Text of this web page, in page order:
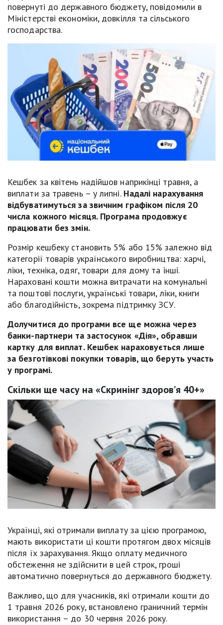
повернуті до державного бюджету, повідомили в
Міністерстві економіки, довкілля та сільського
господарства.
Кешбек за квітень надійшов наприкінці травня, а
виплати за травень – у липні. Надалі нарахування
відбуватимуться за звичним графіком після 20
числа кожного місяця. Програма продовжує
працювати без змін.
Розмір кешбеку становить 5% або 15% залежно від
категорії товарів українського виробництва: харчі,
ліки, техніка, одяг, товари для дому та інші.
Нараховані кошти можна витрачати на комунальні
та поштові послуги, українські товари, ліки, книги
або благодійність, зокрема підтримку ЗСУ.
Долучитися до програми все ще можна через
банки-партнери та застосунок «Дія», обравши
картку для виплат. Кешбек нараховується лише
за безготівкові покупки товарів, що беруть участь
у програмі.
Скільки ще часу на «Скринінг здоров’я 40+»
Українці, які отримали виплату за цією програмою,
мають використати ці кошти протягом двох місяців
після їх зарахування. Якщо оплату медичного
обстеження не здійснити в цей строк, гроші
автоматично повернуться до державного бюджету.
Важливо, що для учасників, які отримали кошти до
1 травня 2026 року, встановлено граничний термін
використання – до 30 червня 2026 року.